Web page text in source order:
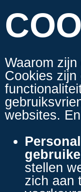
Waarom
Cookies zijn
websites.
stellen
zich aan